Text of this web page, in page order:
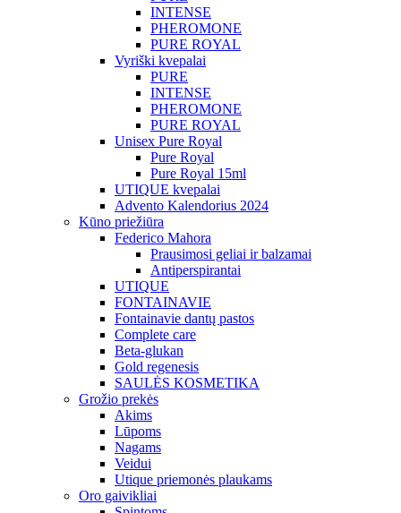
INTENSE
PHEROMONE
PURE ROYAL
Vyriški kvepalai
PURE
INTENSE
PHEROMONE
PURE ROYAL
Unisex Pure Royal
Pure Royal
Pure Royal 15ml
UTIQUE kvepalai
Advento Kalendorius 2024
Kūno priežiūra
Federico Mahora
Prausimosi geliai ir balzamai
Antiperspirantai
UTIQUE
FONTAINAVIE
Fontainavie dantų pastos
Complete care
Beta-glukan
Gold regenesis
SAULĖS KOSMETIKA
Grožio prekės
Akims
Lūpoms
Nagams
Veidui
Utique priemonės plaukams
Oro gaivikliai